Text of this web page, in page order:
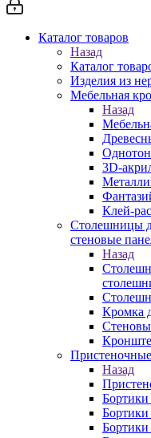
Каталог товаров
Назад
Каталог
Изделия из
Мебельная
Назад
3D-
Клей-
Столешницы
стеновые
Назад
Кромка
Назад
Бортики